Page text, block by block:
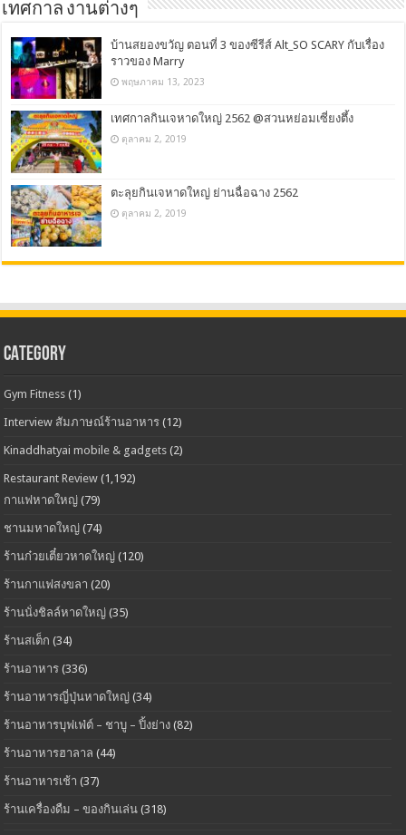
เทศกาล งานต่างๆ
บ้านสยองขวัญ ตอนที่ 3 ของซีรีส์ Alt_SO SCARY กับเรื่อง
ราวของ Marry
พฤษภาคม 13, 2023
เทศกาลกินเจหาดใหญ่ 2562 @สวนหย่อมเซี่ยงตึ้ง
ตุลาคม 2, 2019
ตะลุยกินเจหาดใหญ่ ย่านฉื่อฉาง 2562
ตุลาคม 2, 2019
CATEGORY
Gym Fitness (1)
Interview สัมภาษณ์ร้านอาหาร (12)
Kinaddhatyai mobile & gadgets (2)
Restaurant Review (1,192)
กาแฟหาดใหญ่ (79)
ชานมหาดใหญ่ (74)
ร้านก๋วยเตี๋ยวหาดใหญ่ (120)
ร้านกาแฟสงขลา (20)
ร้านนั่งชิลล์หาดใหญ่ (35)
ร้านสเต็ก (34)
ร้านอาหาร (336)
ร้านอาหารญี่ปุ่นหาดใหญ่ (34)
ร้านอาหารบุฟเฟ่ต์ – ชาบู – ปิ้งย่าง (82)
ร้านอาหารฮาลาล (44)
ร้านอาหารเช้า (37)
ร้านเครื่องดืม – ของกินเล่น (318)